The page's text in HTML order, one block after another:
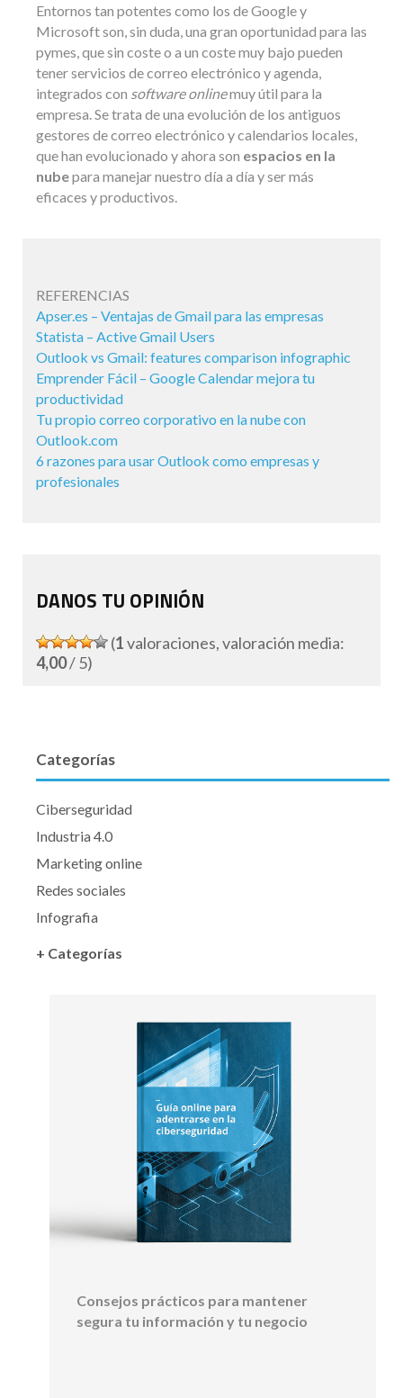
Entornos tan potentes como los de Google y
Microsoft son, sin duda, una gran oportunidad para las
pymes, que sin coste o a un coste muy bajo pueden
tener servicios de correo electrónico y agenda,
integrados con software onlinemuy útil para la
empresa. Se trata de una evolución de los antiguos
gestores de correo electrónico y calendarios locales,
que han evolucionado y ahora son espacios en la
nubepara manejar nuestro día a día y ser más
eficaces y productivos.
REFERENCIAS
Apser.es – Ventajas de Gmail para las empresas
Statista – Active Gmail Users
Outlook vs Gmail: features comparison infographic
Emprender Fácil – Google Calendar mejora tu
productividad
Tu propio correo corporativo en la nube con
Outlook.com
6 razones para usar Outlook como empresas y
profesionales
DANOS TU OPINIÓN
(1valoraciones, valoración media:
4,00/ 5)
Categorías
Ciberseguridad
Industria 4.0
Marketing online
Redes sociales
Infografia
+ Categorías
Consejos prácticos para mantener
segura tu información y tu negocio